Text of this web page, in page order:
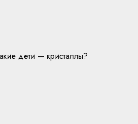
дети — кристаллы?